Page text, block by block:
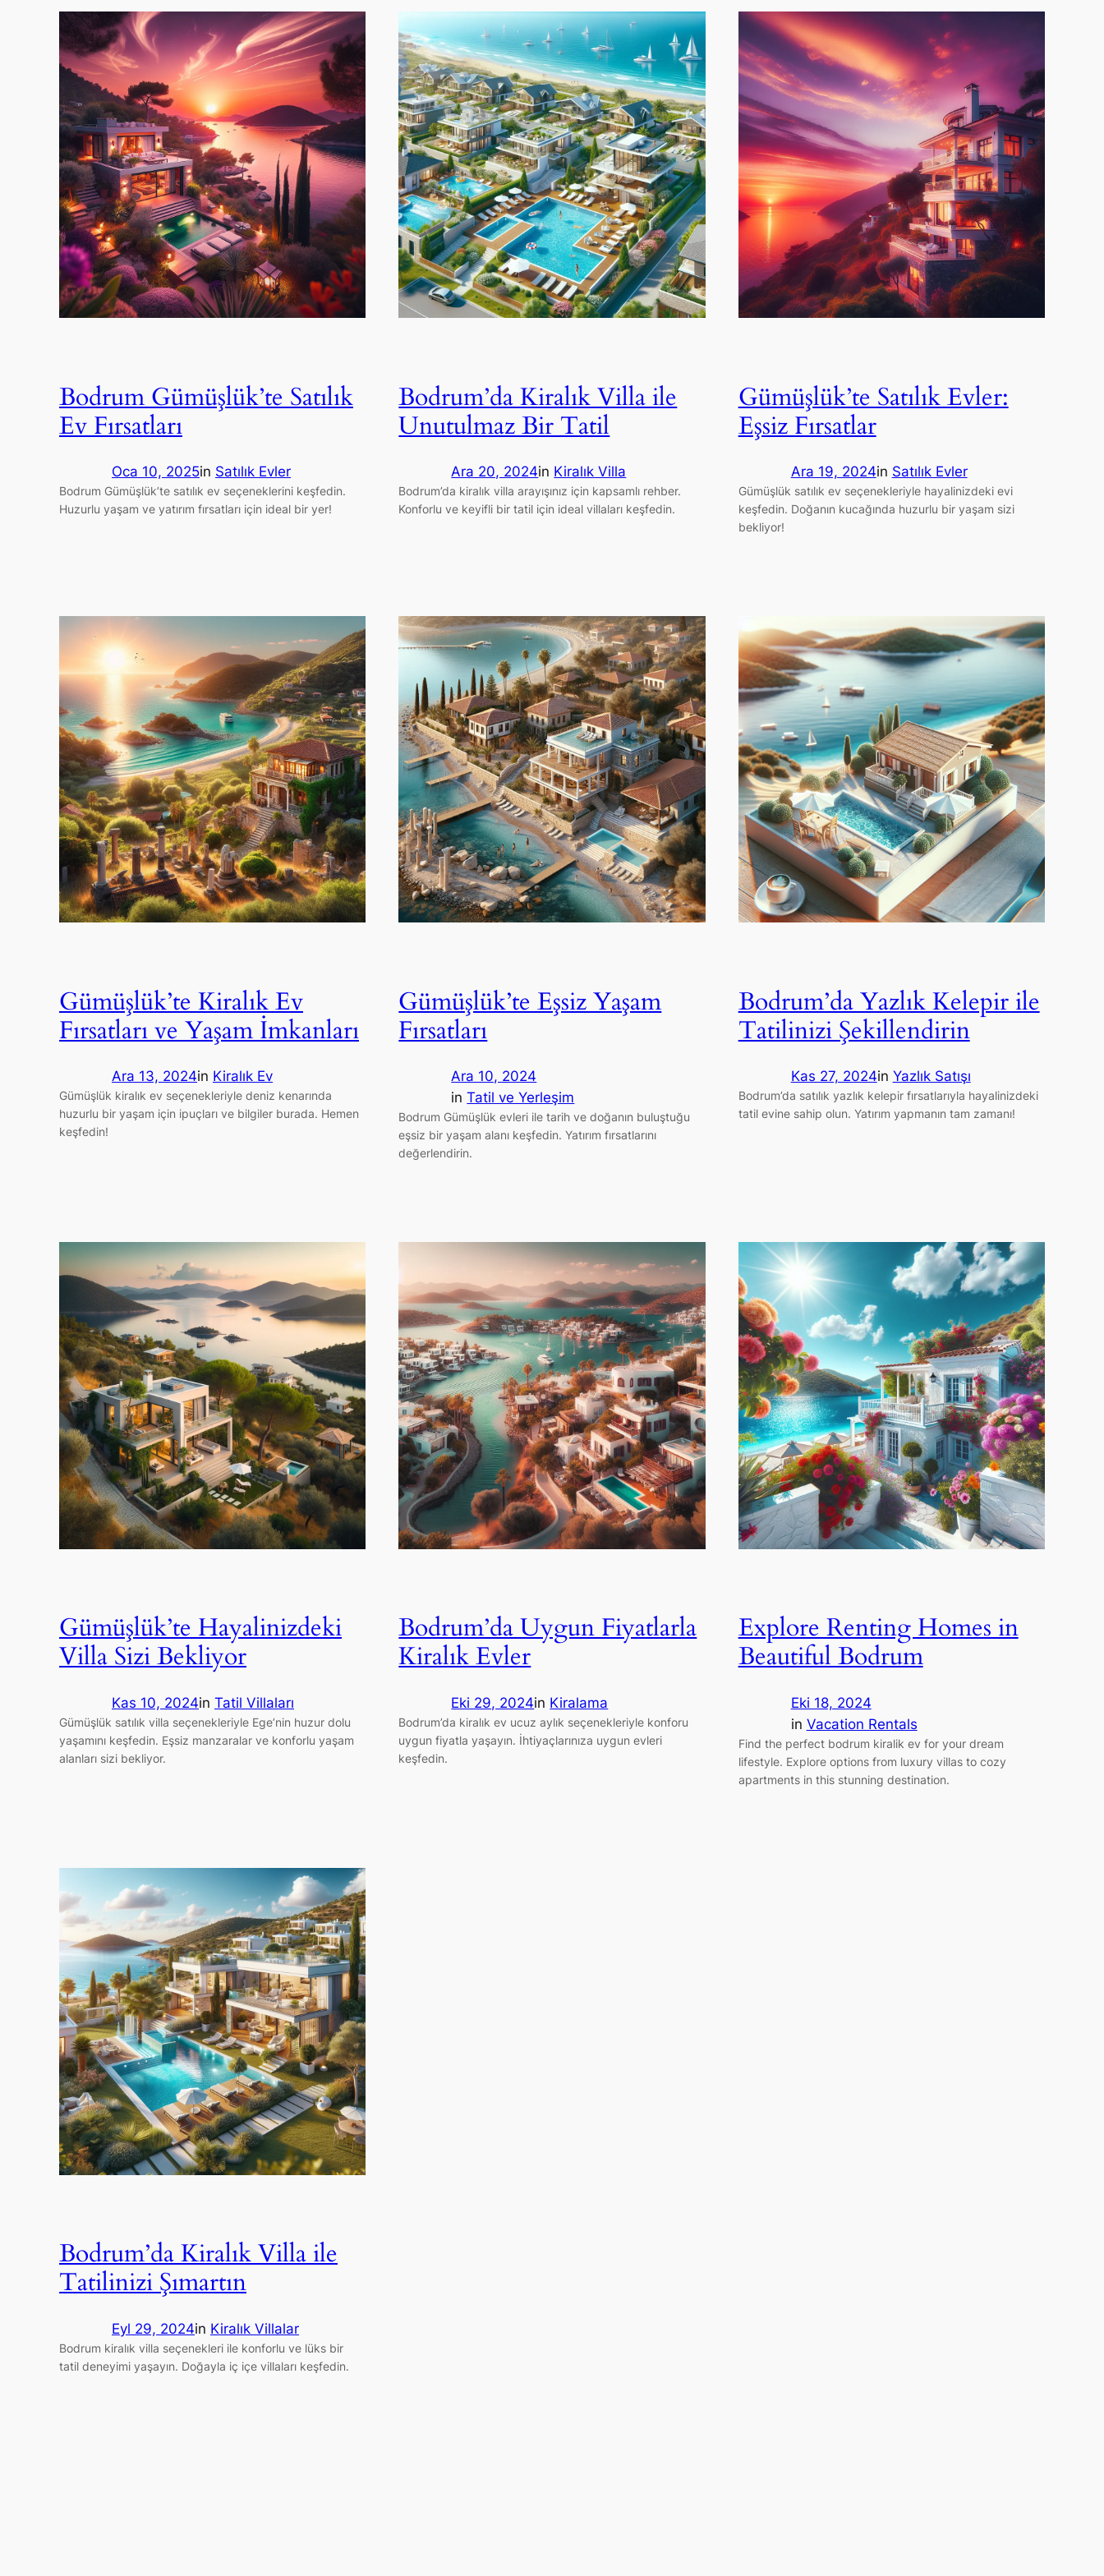
Bodrum Gümüşlük’te Satılık
Ev Fırsatları
Oca 10, 2025in Satılık Evler
Bodrum Gümüşlük’te satılık ev seçeneklerini keşfedin.
Huzurlu yaşam ve yatırım fırsatları için ideal bir yer!
Bodrum’da Kiralık Villa ile
Unutulmaz Bir Tatil
Ara 20, 2024in Kiralık Villa
Bodrum’da kiralık villa arayışınız için kapsamlı rehber.
Konforlu ve keyifli bir tatil için ideal villaları keşfedin.
Gümüşlük’te Satılık Evler:
Eşsiz Fırsatlar
Ara 19, 2024in Satılık Evler
Gümüşlük satılık ev seçenekleriyle hayalinizdeki evi
keşfedin. Doğanın kucağında huzurlu bir yaşam sizi
bekliyor!
Gümüşlük’te Kiralık Ev
Fırsatları ve Yaşam İmkanları
Ara 13, 2024in Kiralık Ev
Gümüşlük kiralık ev seçenekleriyle deniz kenarında
huzurlu bir yaşam için ipuçları ve bilgiler burada. Hemen
keşfedin!
Gümüşlük’te Eşsiz Yaşam
Fırsatları
Ara 10, 2024
inTatil ve Yerleşim
Bodrum Gümüşlük evleri ile tarih ve doğanın buluştuğu
eşsiz bir yaşam alanı keşfedin. Yatırım fırsatlarını
değerlendirin.
Bodrum’da Yazlık Kelepir ile
Tatilinizi Şekillendirin
Kas 27, 2024in Yazlık Satışı
Bodrum’da satılık yazlık kelepir fırsatlarıyla hayalinizdeki
tatil evine sahip olun. Yatırım yapmanın tam zamanı!
Gümüşlük’te Hayalinizdeki
Villa Sizi Bekliyor
Kas 10, 2024in Tatil Villaları
Gümüşlük satılık villa seçenekleriyle Ege’nin huzur dolu
yaşamını keşfedin. Eşsiz manzaralar ve konforlu yaşam
alanları sizi bekliyor.
Bodrum’da Uygun Fiyatlarla
Kiralık Evler
Eki 29, 2024in Kiralama
Bodrum’da kiralık ev ucuz aylık seçenekleriyle konforu
uygun fiyatla yaşayın. İhtiyaçlarınıza uygun evleri
keşfedin.
Explore Renting Homes in
Beautiful Bodrum
Eki 18, 2024
in Vacation Rentals
Find the perfect bodrum kiralik ev for your dream
lifestyle. Explore options from luxury villas to cozy
apartments in this stunning destination.
Bodrum’da Kiralık Villa ile
Tatilinizi Şımartın
Eyl 29, 2024in Kiralık Villalar
Bodrum kiralık villa seçenekleri ile konforlu ve lüks bir
tatil deneyimi yaşayın. Doğayla iç içe villaları keşfedin.